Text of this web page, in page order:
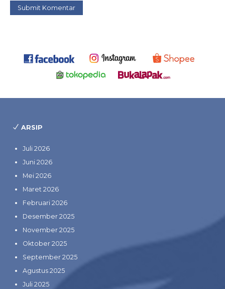
ARSIP
Juli 2026
Juni 2026
Mei 2026
Maret 2026
Februari 2026
Desember 2025
November 2025
Oktober 2025
September 2025
Agustus 2025
Juli 2025